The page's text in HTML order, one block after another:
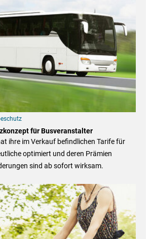
für Busveranstalter
ihre im Verkauf befindlichen Tarife für
optimiert und deren Prämien
sind ab sofort wirksam.